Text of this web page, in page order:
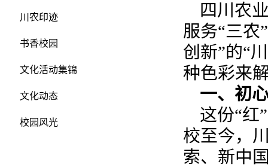
川农印迹
书香校园
文化活动集锦
文化动态
校园风光
四川农
服务“三农
创新”的“
种色彩来
一、初
这份“红
校至今，
索、新中